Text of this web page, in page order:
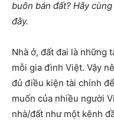
buôn bán đất? Hãy cùng
đây.
Nhà ở, đất đai là những
mỗi gia đình Việt. Vậy
đủ điều kiện tài chính
muốn của nhiều người
nhà/đất như một kênh